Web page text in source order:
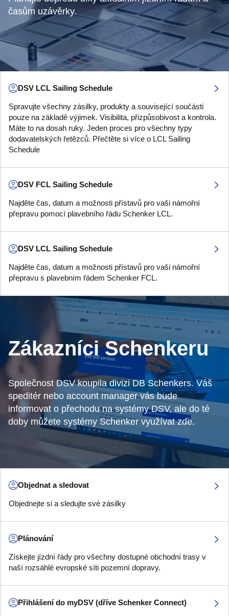
časům uzávěrky.
DSV LCL Sailing Schedule
Spravujte všechny zásilky, produkty a související součásti
pouze na základě výjimek. Visibilita, přizpůsobivost a kontrola.
Máte to na dosah ruky. Jeden proces pro všechny typy
dodavatelských řetězců. Přečtěte si více o LCL Sailing
Schedule
DSV FCL Sailing Schedule
Najděte čas, datum a možnosti přístavů pro vaši námořní
přepravu pomocí plavebního řádu Schenker LCL.
DSV LCL Sailing Schedule
Najděte čas, datum a možnosti přístavů pro vaši námořní
přepravu s plavebním řádem Schenker FCL.
Zákazníci Schenkeru
Společnost DSV koupila divizi DB Schenkers. Váš
speditér nebo account manager vás bude
informovat o přechodu na systémy DSV, ale do té
doby můžete systémy Schenker využívat zde.
Objednat a sledovat
Objednejte si a sledujte své zásilky
Plánování
Získejte jízdní řády pro všechny dostupné obchodní trasy v
naší rozsáhlé evropské síti pozemní dopravy.
Přihlášení do myDSV (dříve Schenker Connect)